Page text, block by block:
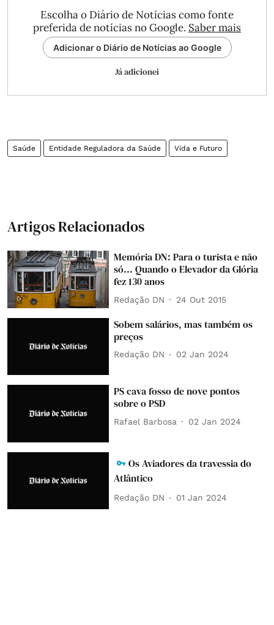
Escolha o Diário de Notícias como fonte
preferida de notícias no Google. Saber mais
Adicionar o Diário de Notícias ao Google
Já adicionei
Saúde Entidade Reguladora da Saúde Vida e Futuro
Artigos Relacionados
Memória DN: Para o turista e não
só... Quando o Elevador da Glória
fez 130 anos
Redação DN 24 Out 2015
Sobem salários, mas também os
preços
Redação DN 02 Jan 2024
PS cava fosso de nove pontos
sobre o PSD
Rafael Barbosa 02 Jan 2024
Os Aviadores da travessia do
Atlântico
Redação DN 01 Jan 2024